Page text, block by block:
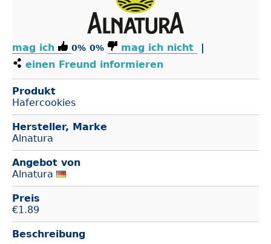
mag ich 0% 0% mag ich nicht
|
einen Freund informieren
Produkt
Hafercookies
Hersteller, Marke
Alnatura
Angebot von
Alnatura
Preis
€1.89
Beschreibung